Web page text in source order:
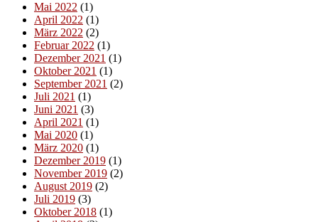
Mai 2022 (1)
April 2022 (1)
März 2022 (2)
Februar 2022 (1)
Dezember 2021 (1)
Oktober 2021 (1)
September 2021 (2)
Juli 2021 (1)
Juni 2021 (3)
April 2021 (1)
Mai 2020 (1)
März 2020 (1)
Dezember 2019 (1)
November 2019 (2)
August 2019 (2)
Juli 2019 (3)
Oktober 2018 (1)